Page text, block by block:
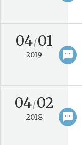
sms
04/01
2019 keyboard_arrow_right
sms
04/02
2018 keyboard_arrow_right